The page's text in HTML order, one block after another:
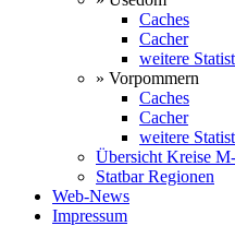
Caches
Cacher
weitere
» Vorpommern
Caches
Cacher
weitere
Übersicht Kreise
Statbar Regionen
Web-News
Impressum